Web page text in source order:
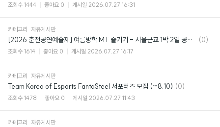
조회수 1444 좋아요 0 게시일 2026.07.27 16:31
카테고리 자유게시판
[2026 춘천공연예술제] 여름방학 MT 즐기기 - 서울근교 1박 2일 공연 여행 패키지
댓
(0)
조회수 1614 좋아요 0 게시일 2026.07.27 16:17
카테고리 자유게시판
Team Korea of Esports FantaSteel 서포터즈 모집 (~8.10) 댓
(0)
조회수 1478 좋아요 0 게시일 2026.07.27 11:43
카테고리 자유게시판